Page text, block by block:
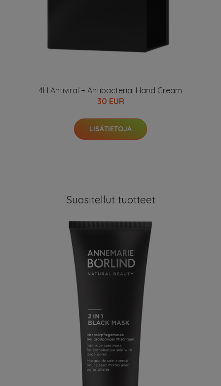
4H Antiviral + Antibacterial Hand Cream
30 EUR
LISÄTIETOJA
Suositellut tuotteet